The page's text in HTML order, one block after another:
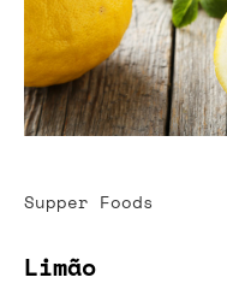
Supper Foods
Limão